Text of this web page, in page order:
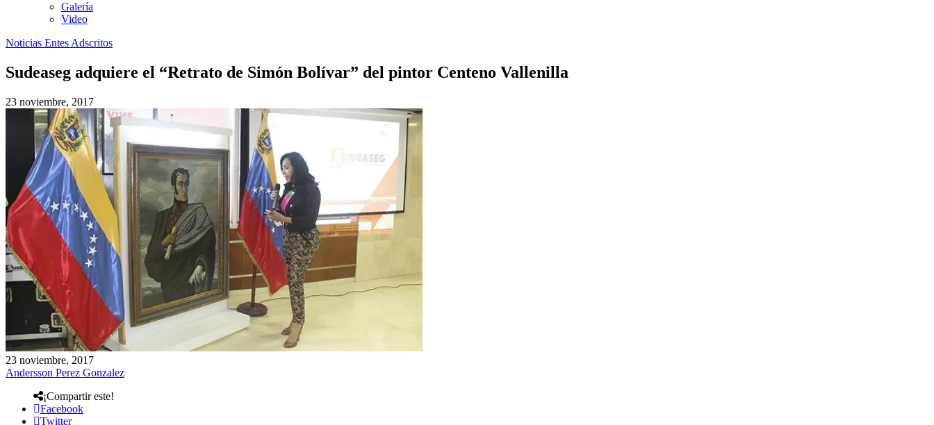
Galería
Video
Noticias Entes Adscritos
Sudeaseg adquiere el “Retrato de Simón Bolívar” del pintor Centeno Vallenilla
23 noviembre, 2017
23 noviembre, 2017
Andersson Perez Gonzalez
¡Compartir este!
Facebook
Twitter